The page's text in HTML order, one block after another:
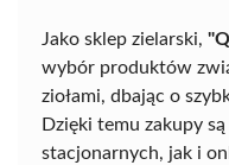
Jako sklep zielarski,
wybór produktów
ziołami, dbając o
Dzięki temu zakupy
stacjonarnych, jak i